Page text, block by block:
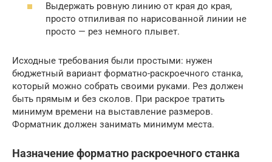
Выдержать ровную линию от края до края,
просто отпиливая по нарисованной линии не
просто — рез немного плывет.
Исходные требования были простыми: нужен
бюджетный вариант форматно-раскроечного станка,
который можно собрать своими руками. Рез должен
быть прямым и без сколов. При раскрое тратить
минимум времени на выставление размеров.
Форматник должен занимать минимум места.
Назначение форматно раскроечного станка